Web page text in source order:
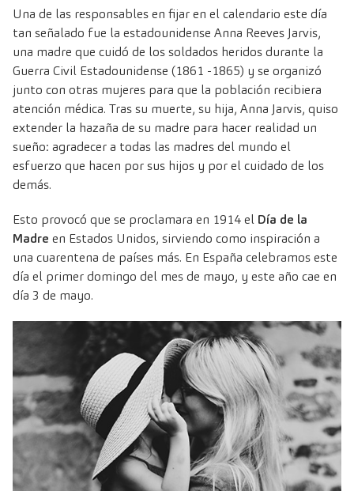
Una de las responsables en fijar en el calendario este día
tan señalado fue la estadounidense Anna Reeves Jarvis,
una madre que cuidó de los soldados heridos durante la
Guerra Civil Estadounidense (1861 -1865) y se organizó
junto con otras mujeres para que la población recibiera
atención médica. Tras su muerte, su hija, Anna Jarvis, quiso
extender la hazaña de su madre para hacer realidad un
sueño: agradecer a todas las madres del mundo el
esfuerzo que hacen por sus hijos y por el cuidado de los
demás.
Esto provocó que se proclamara en 1914 el Día de la
Madre en Estados Unidos, sirviendo como inspiración a
una cuarentena de países más. En España celebramos este
día el primer domingo del mes de mayo, y este año cae en
día 3 de mayo.